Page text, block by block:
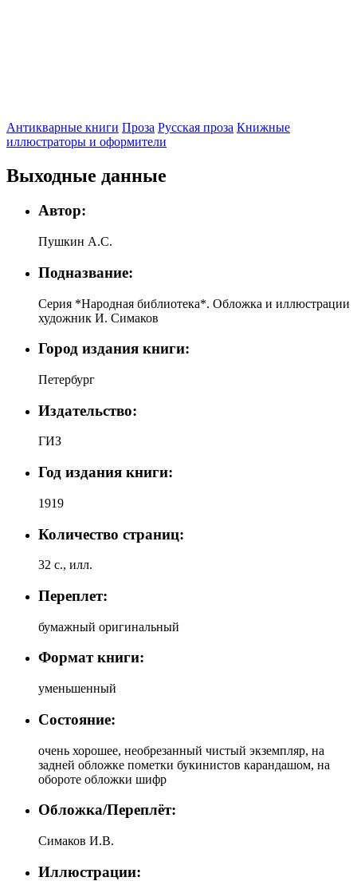
Антикварные книги Проза Русская проза Книжные
иллюстраторы и оформители
Выходные данные
Автор:
Пушкин А.С.
Подназвание:
Серия *Народная библиотека*. Обложка и иллюстрации
художник И. Симаков
Город издания книги:
Петербург
Издательство:
ГИЗ
Год издания книги:
1919
Количество страниц:
32 с., илл.
Переплет:
бумажный оригинальный
Формат книги:
уменьшенный
Состояние:
очень хорошее, необрезанный чистый экземпляр, на
задней обложке пометки букинистов карандашом, на
обороте обложки шифр
Обложка/Переплёт:
Симаков И.В.
Иллюстрации: